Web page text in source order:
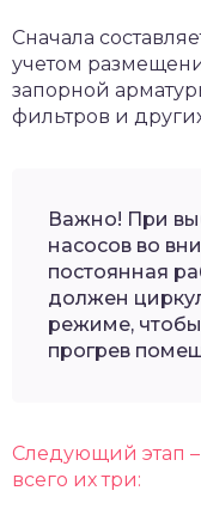
Сначала
учетом
запорной
фильтров и
Важно! При
насосов во
постоянная
должен
режиме,
прогрев
Следующий этап
всего их три: